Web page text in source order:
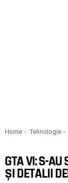
You are here:
Home Tehnologie
GTA VI: S-AU
ȘI DETALII